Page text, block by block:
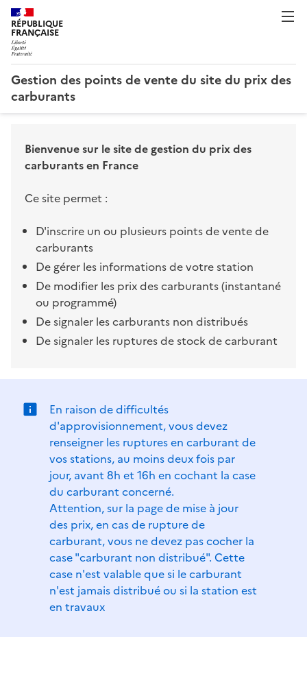
RÉPUBLIQUE
FRANÇAISE
Gestion des points de vente du site du prix des
carburants
Bienvenue sur le site de gestion du prix des
carburants en France
Ce site permet :
D'inscrire un ou plusieurs points de vente de
carburants
De gérer les informations de votre station
De modifier les prix des carburants (instantané
ou programmé)
De signaler les carburants non distribués
De signaler les ruptures de stock de carburant
En raison de difficultés
d'approvisionnement, vous devez
renseigner les ruptures en carburant de
vos stations, au moins deux fois par
jour, avant 8h et 16h en cochant la case
du carburant concerné.
Attention, sur la page de mise à jour
des prix, en cas de rupture de
carburant, vous ne devez pas cocher la
case "carburant non distribué". Cette
case n'est valable que si le carburant
n'est jamais distribué ou si la station est
en travaux